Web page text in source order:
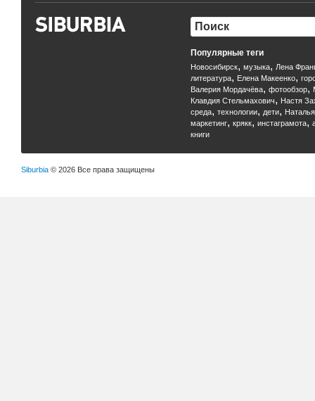
Популярные теги
Новосибирск, музыка, Лена
литература, Елена Макеенко,
Валерия Мордачёва, фотообзор,
Клавдия Стельмахович, Настя
среда, технологии, дети,
маркетинг, крякк, инстаграмота,
книги
Siburbia © 2026 Все права защищены